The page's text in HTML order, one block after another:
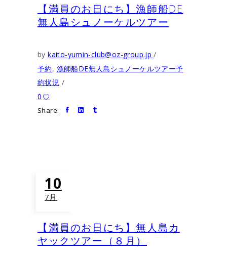
【満員のお日にち】漁師船DE
無人島シュノーケルツアー
bykaito-yumin-club@oz-group.jp
予約, 漁師船DE無人島シュノーケルツアー予
約状況
0
Share:
10
7月
【満員のお日にち】無人島カ
ヤックツアー（８月）